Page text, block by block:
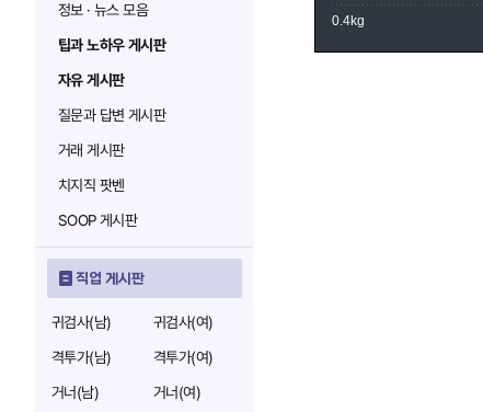
정보 · 뉴스 모음
팁과 노하우 게시판
자유 게시판
질문과 답변 게시판
거래 게시판
치지직 팟벤
SOOP 게시판
직업 게시판
귀검사(남)
귀검사(여)
격투가(남)
격투가(여)
거너(남)
거너(여)
0.4kg